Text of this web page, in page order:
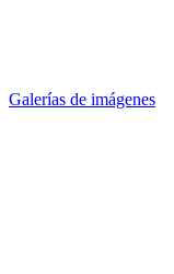
Galerías de imágenes